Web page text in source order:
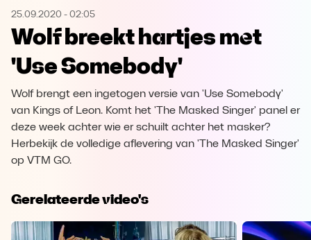
Microsoft Edge Download
Opera
25.09.2020 - 02:05
Wolf breekt hartjes met
'Use Somebody'
Wolf brengt een ingetogen versie van 'Use Somebody'
van Kings of Leon. Komt het 'The Masked Singer' panel er
deze week achter wie er schuilt achter het masker?
Herbekijk de volledige aflevering van 'The Masked Singer'
op VTM GO.
Gerelateerde video's